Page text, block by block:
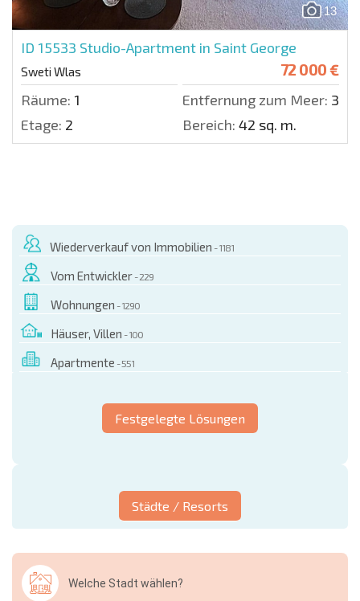
13
ID 15533 Studio-Apartment in Saint George
Sweti Wlas 72 000 €
Räume: 1 Entfernung zum Meer: 300
Etage: 2 Bereich: 42 sq. m.
Wiederverkauf von Immobilien - 1181
Vom Entwickler - 229
Wohnungen - 1290
Häuser, Villen - 100
Apartmente - 551
Festgelegte Lösungen
Städte / Resorts
Welche Stadt wählen?